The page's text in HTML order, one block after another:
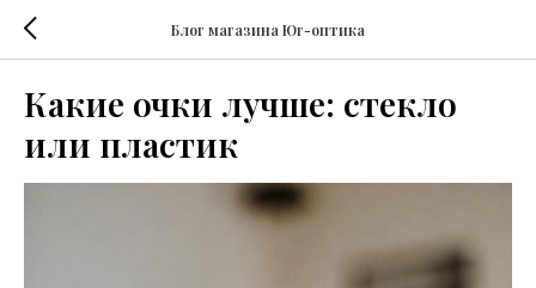
Блог магазина Юг-оптика
Какие очки лучше: стекло
или пластик